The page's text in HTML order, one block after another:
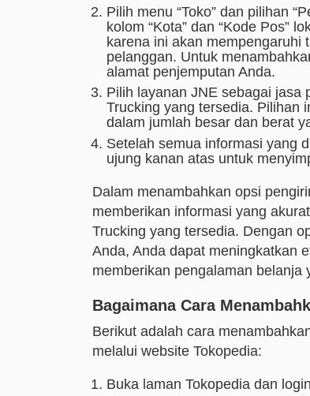
Pilih menu “Toko” dan pilihan
kolom “Kota” dan “Kode Pos”
karena ini akan mempengaruhi
pelanggan. Untuk
alamat penjemputan Anda.
Pilih layanan JNE sebagai jasa
Trucking yang tersedia. Pilihan
dalam jumlah besar dan berat
Setelah semua informasi yang
ujung kanan atas untuk
Dalam menambahkan opsi
memberikan informasi yang
Trucking yang tersedia. Dengan
Anda, Anda dapat meningkatkan
memberikan pengalaman belanja
Bagaimana Cara
Berikut adalah cara
melalui website Tokopedia:
Buka laman Tokopedia dan